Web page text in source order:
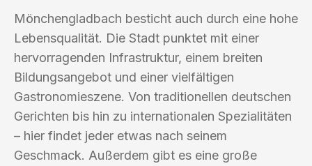
Mönchengladbach besticht auch durch eine hohe
Lebensqualität. Die Stadt punktet mit einer
hervorragenden Infrastruktur, einem breiten
Bildungsangebot und einer vielfältigen
Gastronomieszene. Von traditionellen deutschen
Gerichten bis hin zu internationalen Spezialitäten
– hier findet jeder etwas nach seinem
Geschmack. Außerdem gibt es eine große